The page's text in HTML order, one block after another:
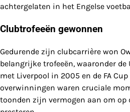
achtergelaten in het Engelse
Clubtrofeeën gewonnen
Gedurende zijn clubcarrière won
belangrijke trofeeën, waaronder de
met Liverpool in 2005 en de FA Cup
overwinningen waren cruciale
toonden zijn vermogen aan om op